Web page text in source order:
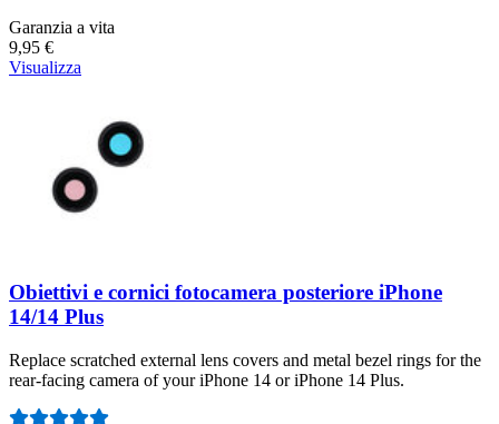
Garanzia a vita
9,95 €
Visualizza
Obiettivi e cornici fotocamera posteriore iPhone
14/14 Plus
Replace scratched external lens covers and metal bezel rings for the
rear-facing camera of your iPhone 14 or iPhone 14 Plus.